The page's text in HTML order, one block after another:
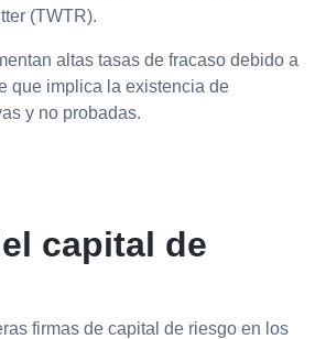
(TWTR).
altas tasas de fracaso debido a
que implica la existencia de
y no probadas.
capital de
firmas de capital de riesgo en los